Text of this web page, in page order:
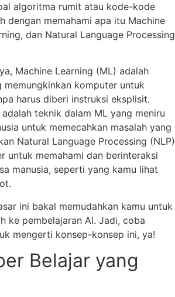
algoritma rumit atau kode-kode
dengan memahami apa itu Machine
dan Natural Language Processing
Machine Learning (ML) adalah
memungkinkan komputer untuk
harus diberi instruksi eksplisit.
teknik dalam ML yang meniru
untuk memecahkan masalah yang
Natural Language Processing (NLP)
untuk memahami dan berinteraksi
manusia, seperti yang kamu lihat
ini bakal memudahkan kamu untuk
ke pembelajaran AI. Jadi, coba
mengerti konsep-konsep ini, ya!
Belajar yang